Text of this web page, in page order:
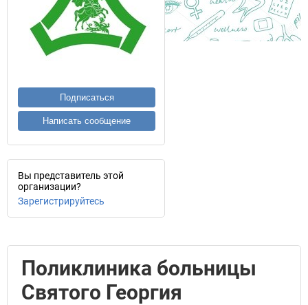
Подписаться
Написать сообщение
Вы представитель этой
организации?
Зарегистрируйтесь
Поликлиника больницы
Святого Георгия